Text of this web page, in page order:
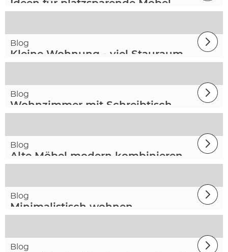
Ideen für platzsparende Möbel
Blog
Kleine Wohnung - viel Stauraum
Blog
Wohnzimmer mit Schreibtisch
Blog
Alte Möbel modern kombinieren
Blog
Minimalistisch wohnen
Blog